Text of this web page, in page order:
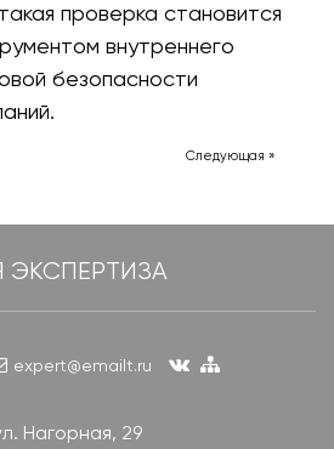
проверка становится
внутреннего
безопасности
Следующая »
ЭКСПЕРТИЗА
expert@emailt.ru
Нагорная, 29